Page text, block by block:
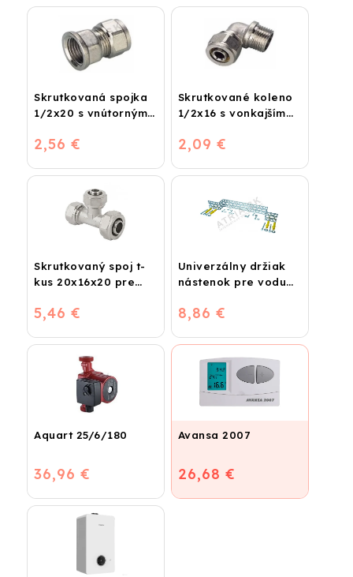
Skrutkovaná spojka
1/2x20 s vnútorným
2,56 €
Skrutkované koleno
1/2x16 s vonkajším
2,09 €
Skrutkovaný spoj t-
kus 20x16x20 pre
5,46 €
Univerzálny držiak
nástenok pre vodu
8,86 €
Aquart 25/6/180
36,96 €
Avansa 2007
26,68 €